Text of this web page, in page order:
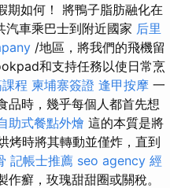
期如何！ 將鴨子脂肪融化在
汽車乘巴士到附近國家 后里
/地區，將我們的飛機留
和支持任務以使日常烹
程 柬埔寨簽證 逢甲按摩 一
品時，幾乎每個人都首先想
助式餐點外燴 這的本質是將
烤時將其轉動並僅炸，直到
記帳士推薦 seo agency 經
癬，玫瑰甜甜圈或關稅。